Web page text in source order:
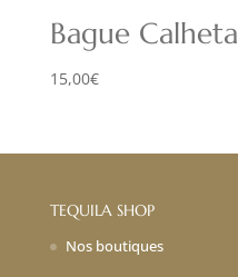
Bague Calheta
15,00€
TEQUILA SHOP
Nos boutiques